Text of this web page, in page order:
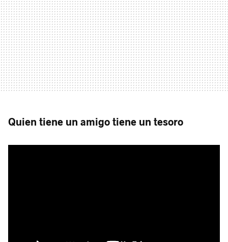
Quien tiene un amigo tiene un tesoro